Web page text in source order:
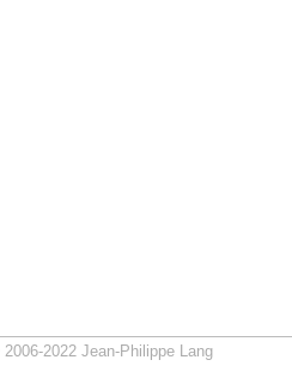
2022 Jean-Philippe Lang